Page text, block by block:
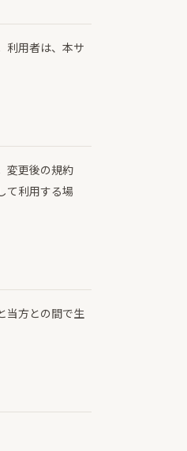
利用者は、本サ
変更後の規約
て利用する場
当方との間で生